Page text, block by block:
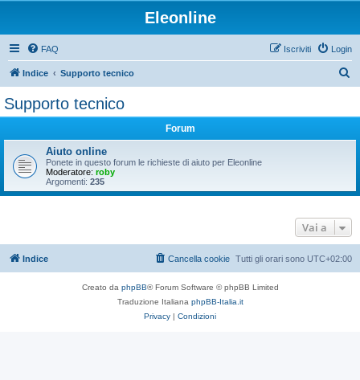
Eleonline
FAQ Login
Iscriviti
Indice Supporto tecnico
Supporto tecnico
Forum
Aiuto online
Ponete in questo forum le richieste di aiuto per Eleonline
Moderatore: roby
Argomenti: 235
Vai a
Indice Tutti gli orari sono UTC+02:00
Cancella cookie
Creato da phpBB® Forum Software © phpBB Limited
Traduzione Italiana phpBB-Italia.it
Privacy | Condizioni